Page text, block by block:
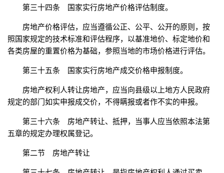
第三十四条 国家实行房地产价格评估制度。
房地产价格评估，应当遵循公正、公平、公开的原则，按
照国家规定的技术标准和评估程序，以基准地价、标定地价和
各类房屋的重置价格为基础，参照当地的市场价格进行评估。
第三十五条 国家实行房地产成交价格申报制度。
房地产权利人转让房地产，应当向县级以上地方人民政府
规定的部门如实申报成交价，不得瞒报或者作不实的申报。
第三十六条 房地产转让、抵押，当事人应当依照本法第
五章的规定办理权属登记。
第二节 房地产转让